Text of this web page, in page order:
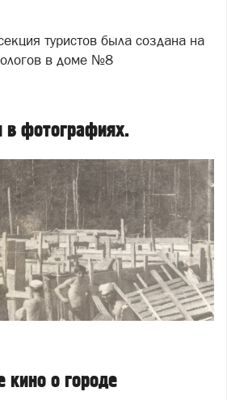
туристов была создана на
в доме №8
в фотографиях.
кино о городе